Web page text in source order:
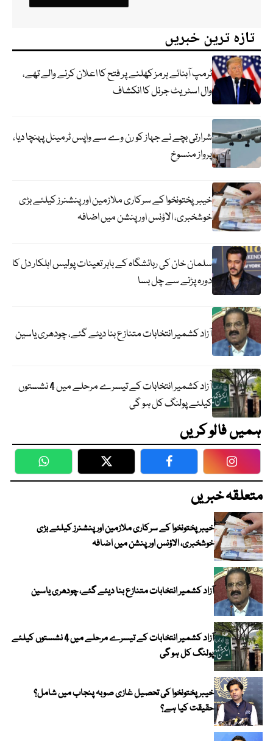
تازہ ترین خبریں
ٹرمپ آبنائے ہرمز کھلنے پر فتح کا اعلان کرنے والے تھے،
وال اسٹریٹ جرنل کا انکشاف
شرارتی بچے نے جہاز کو رن وے سے واپس ٹرمینل پہنچا دیا،
پرواز منسوخ
خیبرپختونخوا کے سرکاری ملازمین اور پنشنرز کیلئے بڑی
خوشخبری، الاؤنس اور پنشن میں اضافہ
سلمان خان کی رہائشگاہ کے باہر تعینات پولیس اہلکار دل کا
دورہ پڑنے سے چل بسا
آزاد کشمیر انتخابات متنازع بنا دیئے گئے، چودھری یاسین
آزاد کشمیر انتخابات کے تیسرے مرحلے میں 4 نشستوں
کیلئے پولنگ کل ہو گی
ہمیں فالو کریں
WhatsApp Twitter Facebook
متعلقہ خبریں
خیبرپختونخوا کے سرکاری ملازمین اور پنشنرز کیلئے بڑی
خوشخبری، الاؤنس اور پنشن میں اضافہ
آزاد کشمیر انتخابات متنازع بنا دیئے گئے، چودھری یاسین
آزاد کشمیر انتخابات کے تیسرے مرحلے میں 4 نشستوں کیلئے
پولنگ کل ہو گی
خیبر پختونخوا کی تحصیل غازی صوبہ پنجاب میں شامل؟
حقیقت کیا ہے؟